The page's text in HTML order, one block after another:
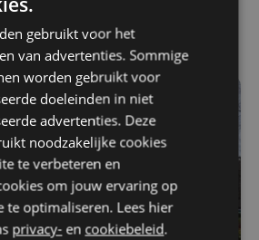
van vechtpartij, is na
overleden
gebruikt voor het
van advertenties. Sommige
worden gebruikt voor
doeleinden in niet
advertenties. Deze
noodzakelijke cookies
te verbeteren en
om jouw ervaring op
te optimaliseren. Lees hier
privacy- en cookiebeleid.